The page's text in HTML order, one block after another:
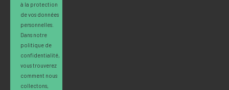
à la protection
de vos données
personnelles.
Dans notre
politique de
confidentialité,
vous trouverez
comment nous
collectons,